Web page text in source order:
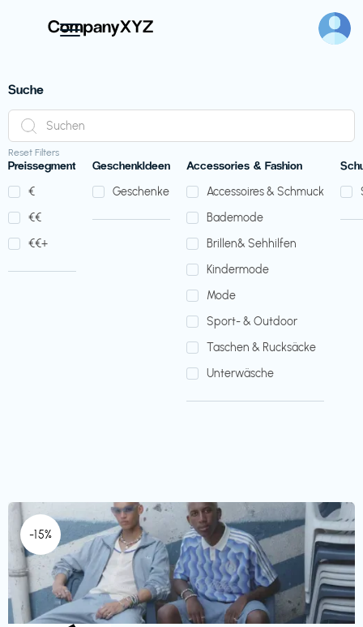
Suche
Reset Filters
Preissegment
€‎
€‎€‎
€‎€‎+
GeschenkIdeen
Geschenke
Accessories & Fashion
Accessoires & Schmuck
Bademode
Brillen& Sehhilfen
Kindermode
Mode
Sport- & Outdoor
Taschen & Rucksäcke
Unterwäsche
-15%